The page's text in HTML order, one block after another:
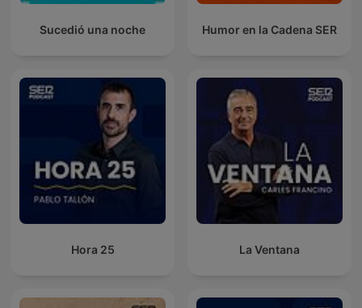
Sucedió una noche Humor en la Cadena SER
Hora 25 La Ventana